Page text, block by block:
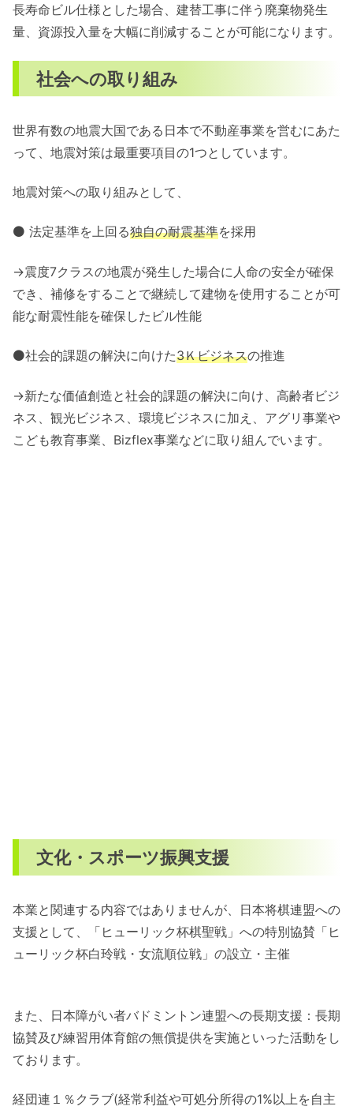
長寿命ビル仕様とした場合、建替工事に伴う廃棄物発生
量、資源投入量を大幅に削減することが可能になります。
社会への取り組み
世界有数の地震大国である日本で不動産事業を営むにあた
って、地震対策は最重要項目の1つとしています。
地震対策への取り組みとして、
⚫ 法定基準を上回る独自の耐震基準を採用
→震度7クラスの地震が発生した場合に人命の安全が確保
でき、補修をすることで継続して建物を使用することが可
能な耐震性能を確保したビル性能
⚫社会的課題の解決に向けた3Ｋビジネスの推進
→新たな価値創造と社会的課題の解決に向け、高齢者ビジ
ネス、観光ビジネス、環境ビジネスに加え、アグリ事業や
こども教育事業、Bizflex事業などに取り組んでいます。
文化・スポーツ振興支援
本業と関連する内容ではありませんが、日本将棋連盟への
支援として、「ヒューリック杯棋聖戦」への特別協賛「ヒ
ューリック杯白玲戦・女流順位戦」の設立・主催
また、日本障がい者バドミントン連盟への長期支援：長期
協賛及び練習用体育館の無償提供を実施といった活動をし
ております。
経団連１％クラブ(経常利益や可処分所得の1%以上を自主